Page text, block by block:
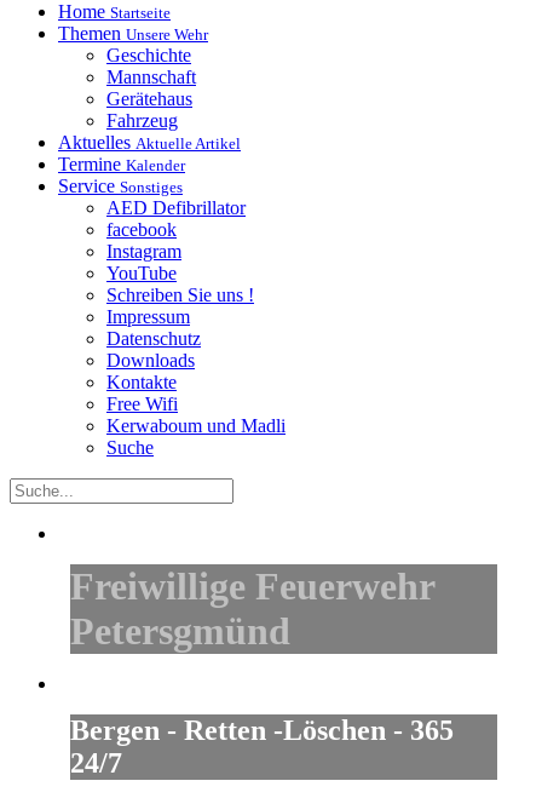
Home Startseite
Themen Unsere Wehr
Geschichte
Mannschaft
Gerätehaus
Fahrzeug
Aktuelles Aktuelle Artikel
Termine Kalender
Service Sonstiges
AED Defibrillator
facebook
Instagram
YouTube
Schreiben Sie uns !
Impressum
Datenschutz
Downloads
Kontakte
Free Wifi
Kerwaboum und Madli
Suche
Freiwillige Feuerwehr
Petersgmünd
Bergen - Retten -Löschen - 365
24/7